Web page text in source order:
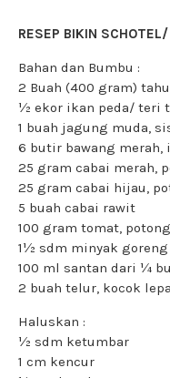
RESEP BIKIN
Bahan dan Bumbu :
2 Buah (400 gram)
½ ekor ikan peda/ teri
1 buah jagung muda,
6 butir bawang
25 gram cabai merah,
25 gram cabai hijau,
5 buah cabai rawit
100 gram tomat,
1½ sdm minyak
100 ml santan dari ¼
2 buah telur, kocok
Haluskan :
½ sdm ketumbar
1 cm kencur